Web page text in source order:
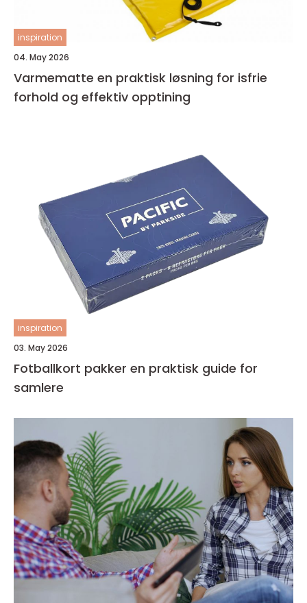
inspiration
04. May 2026
Varmematte en praktisk løsning for isfrie
forhold og effektiv opptining
inspiration
03. May 2026
Fotballkort pakker en praktisk guide for
samlere